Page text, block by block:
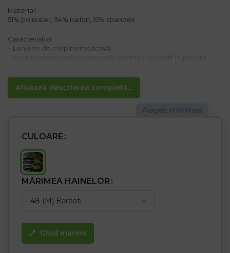
Afișează descrierea completă...
Material:
51% poliester, 34% nailon, 15% spandex
Caracteristici:
– Lenjerie de corp termoactivă
mișcările
– oferă termoreglare și protecție mecanică
– mâneci și pantaloni finisați cu tiv< /p>
XL = L la XL
3XL = 2XL până la 3XL
CULOARE
MĂRIMEA HAINELOR
Ghid marimi